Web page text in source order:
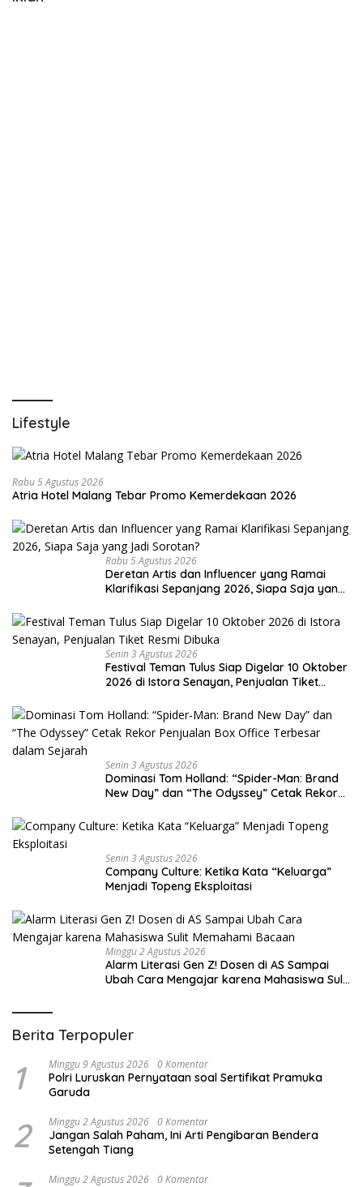
Lifestyle
Rabu 5 Agustus 2026
Atria Hotel Malang Tebar Promo Kemerdekaan 2026
Rabu 5 Agustus 2026
Deretan Artis dan Influencer yang Ramai
Klarifikasi Sepanjang 2026, Siapa Saja yang
Senin 3 Agustus 2026
Festival Teman Tulus Siap Digelar 10 Oktober
2026 di Istora Senayan, Penjualan Tiket
Senin 3 Agustus 2026
Dominasi Tom Holland: “Spider-Man: Brand
New Day” dan “The Odyssey” Cetak Rekor
Sejarah
Senin 3 Agustus 2026
Company Culture: Ketika Kata “Keluarga”
Menjadi Topeng Eksploitasi
Minggu 2 Agustus 2026
Alarm Literasi Gen Z! Dosen di AS Sampai
Ubah Cara Mengajar karena Mahasiswa Sulit
Berita Terpopuler
1 Minggu 9 Agustus 2026 0 Komentar
Polri Luruskan Pernyataan soal Sertifikat Pramuka
Garuda
2 Minggu 2 Agustus 2026 0 Komentar
Jangan Salah Paham, Ini Arti Pengibaran Bendera
Setengah Tiang
Minggu 2 Agustus 2026 0 Komentar